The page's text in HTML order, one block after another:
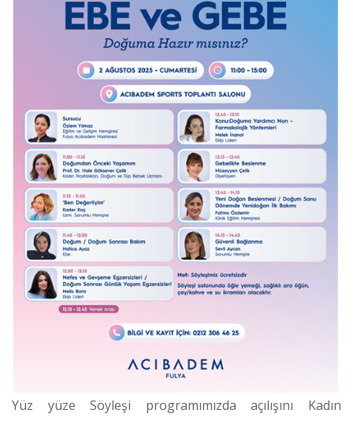
Yüz yüze Söyleşi programımızda açılışını Kadın